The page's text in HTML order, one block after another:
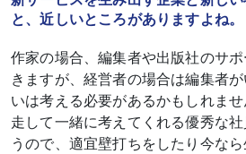
と、近しいところがありますよね。
作家の場合、編集者や出版社のサ
きますが、経営者の場合は編集者
いは考える必要があるかもしれま
走して一緒に考えてくれる優秀な
うので、適宜壁打ちをしたり今な